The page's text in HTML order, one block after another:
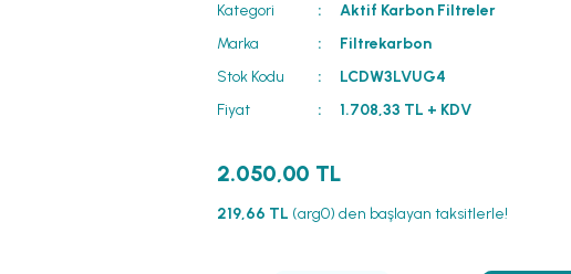
Kategori
Aktif Karbon Filtreler
Marka
Filtrekarbon
Stok Kodu
LCDW3LVUG4
Fiyat
1.708,33 TL + KDV
2.050,00 TL
219,66 TL (arg0) den başlayan taksitlerle!